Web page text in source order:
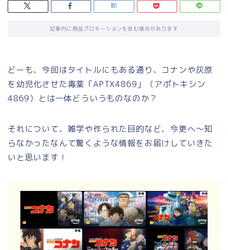
記事内に商品プロモーションを含む場合があります
どーも、今回はタイトルにもある通り、コナンや灰原
を幼児化させた毒薬「APTX4869」（アポトキシン
4869）とは一体どういうものなのか？
それについて、雑学や作られた目的など、今更へ～知
らなかったなんて驚くような情報をお届けしていきた
いと思います！